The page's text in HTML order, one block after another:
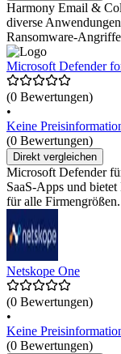
Harmony Email &
diverse
Ransomware-
Microsoft Defender
(0 Bewertungen)
•
Keine
(0 Bewertungen)
Direkt vergleichen
Microsoft Defender
SaaS-Apps und
für alle Firmengrößen.
Netskope One
(0 Bewertungen)
•
Keine
(0 Bewertungen)